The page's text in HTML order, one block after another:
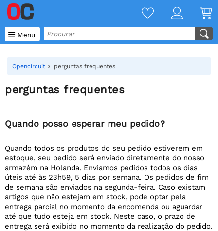
 Menu
Opencircuit perguntas frequentes
perguntas frequentes
Quando posso esperar meu pedido?
Quando todos os produtos do seu pedido estiverem em
estoque, seu pedido será enviado diretamente do nosso
armazém na Holanda. Enviamos pedidos todos os dias
úteis até às 23h59, 5 dias por semana. Os pedidos de fim
de semana são enviados na segunda-feira. Caso existam
artigos que não estejam em stock, pode optar pela
entrega parcial no momento da encomenda ou aguardar
até que tudo esteja em stock. Neste caso, o prazo de
entrega será exibido no momento da realização do pedido.